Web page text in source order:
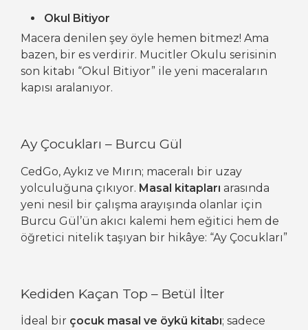
Okul Bitiyor
Macera denilen şey öyle hemen bitmez! Ama
bazen, bir es verdirir. Mucitler Okulu serisinin
son kitabı “Okul Bitiyor” ile yeni maceraların
kapısı aralanıyor.
Ay Çocukları – Burcu Gül
CedGo, Aykız ve Mırın; maceralı bir uzay
yolculuğuna çıkıyor. Masal kitapları arasında
yeni nesil bir çalışma arayışında olanlar için
Burcu Gül’ün akıcı kalemi hem eğitici hem de
öğretici nitelik taşıyan bir hikâye: “Ay Çocukları”
Kediden Kaçan Top – Betül İlter
İdeal bir çocuk masal ve öykü kitabı; sadece